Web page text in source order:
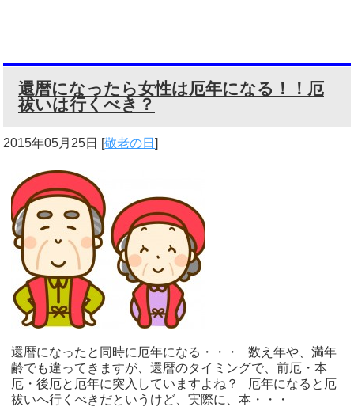
還暦になったら女性は厄年になる！！厄
祓いは行くべき？
2015年05月25日 [敬老の日]
還暦になったと同時に厄年になる・・・ 数え年や、満年
齢でも違ってきますが、還暦のタイミングで、前厄・本
厄・後厄と厄年に突入していますよね？ 厄年になると厄
祓いへ行くべきだというけど、実際に、本・・・